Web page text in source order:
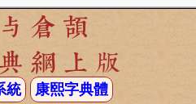
倉頡
網上版
統 康熙字典體